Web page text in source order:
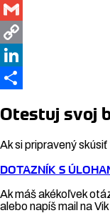
WhatsApp
Gmail
Copy
Link
LinkedIn
Otestuj svoj
Ak si pripravený
DOTAZNÍK S
Ak máš akékoľvek
alebo napíš mail na